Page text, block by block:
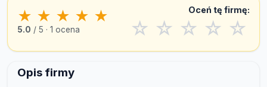
★ ★ ★ ★ ★
5.0 / 5 · 1 ocena
Oceń tę firmę:
☆ ☆ ☆ ☆ ☆
Opis firmy